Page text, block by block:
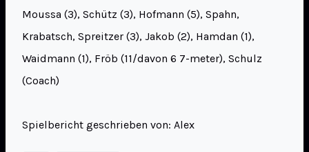
Moussa (3), Schütz (3), Hofmann (5), Spahn,
Krabatsch, Spreitzer (3), Jakob (2), Hamdan (1),
Waidmann (1), Fröb (11/davon 6 7-meter), Schulz
(Coach)
Spielbericht geschrieben von: Alex